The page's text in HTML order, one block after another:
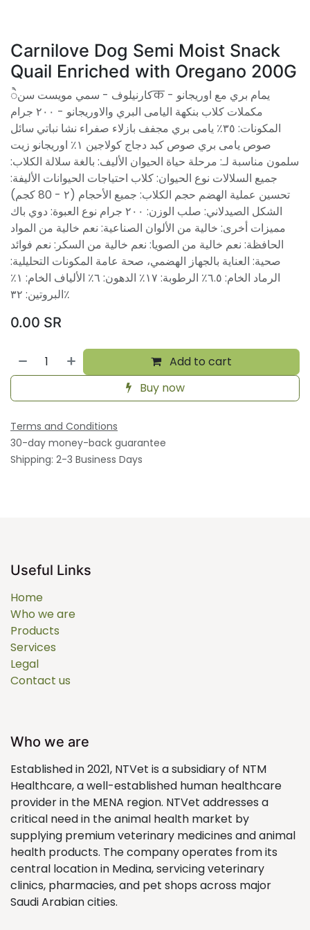
Carnilove Dog Semi Moist Snack
Quail Enriched with Oregano 200G
كارنيلوف - سمي مويست سنैक يمام بري مع اوريجانو -
مكملات كلاب بنكهة اليامى البري والاوريجانو - ٢٠٠ جرام
المكونات: ٣٥٪ يامى بري مجفف بازلاء صفراء نشا نباتي سائل
صوص يامى بري صوص كبد دجاج كولاجين ١٪ اوريجانو زيت
سلمون مناسبة لـ: مرحلة حياة الحيوان الأليف: بالغة سلالة الكلاب:
جميع السلالات نوع الحيوان: كلاب احتياجات الحيوانات الأليفة:
تحسين عملية الهضم حجم الكلاب: جميع الأحجام (٢ - 80 كجم)
الشكل الصيدلاني: صلب الوزن: ٢٠٠ جرام نوع العبوة: دوي باك
مميزات أخرى: خالية من الألوان الصناعية: نعم خالية من المواد
الحافظة: نعم خالية من الصويا: نعم خالية من السكر: نعم فوائد
صحية: العناية بالجهاز الهضمي، صحة عامة المكونات التحليلية:
الرماد الخام: ٦.٥٪ الرطوبة: ١٧٪ الدهون: ٦٪ الألياف الخام: ١٪
البروتين: ٣٢٪
0.00 SR
Add to cart
Buy now
Terms and Conditions
30-day money-back guarantee
Shipping: 2-3 Business Days
Useful Links
Home
Who we are
Products
Services
Legal
Contact us
Who we are
Established in 2021, NTVet is a subsidiary of NTM
Healthcare, a well-established human healthcare
provider in the MENA region. NTVet addresses a
critical need in the animal health market by
supplying premium veterinary medicines and animal
health products. The company operates from its
central location in Medina, servicing veterinary
clinics, pharmacies, and pet shops across major
Saudi Arabian cities.